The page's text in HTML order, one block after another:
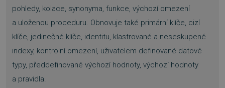
pohledy, kolace, synonyma, funkce, výchozí omezení
a uloženou proceduru. Obnovuje také primární klíče, cizí
klíče, jedinečné klíče, identitu, klastrované a neseskupené
indexy, kontrolní omezení, uživatelem definované datové
typy, předdefinované výchozí hodnoty, výchozí hodnoty
a pravidla.